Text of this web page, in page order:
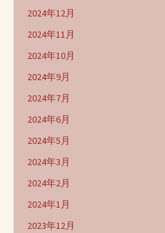
2024年12月
2024年11月
2024年10月
2024年9月
2024年7月
2024年6月
2024年5月
2024年3月
2024年2月
2024年1月
2023年12月